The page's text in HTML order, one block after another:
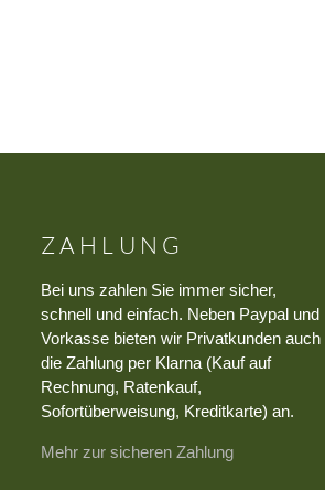
ZAHLUNG
Bei uns zahlen Sie immer sicher,
schnell und einfach. Neben Paypal und
Vorkasse bieten wir Privatkunden auch
die Zahlung per Klarna (Kauf auf
Rechnung, Ratenkauf,
Sofortüberweisung, Kreditkarte) an.
Mehr zur sicheren Zahlung